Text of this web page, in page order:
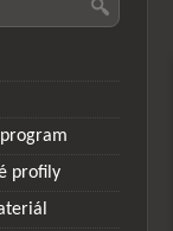
profily